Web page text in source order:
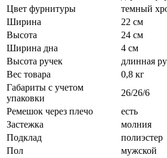
Цвет фурнитуры
темный
Ширина
22 см
Высота
24 см
Ширина дна
4 см
Высота ручек
длинная
Вес товара
0,8 кг
Габариты с учетом
упаковки
26/26/6
Ремешок через плечо
есть
Застежка
молния
Подклад
полиэстер
Пол
мужской